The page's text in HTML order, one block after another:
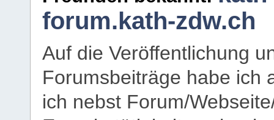
forum.kath-zdw.ch
Auf die Veröffentlichung
Forumsbeiträge habe ich
ich nebst Forum/